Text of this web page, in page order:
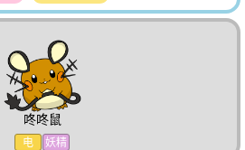
咚咚鼠
电 妖精